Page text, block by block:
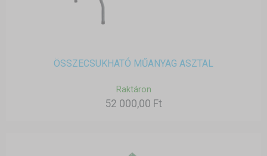
ÖSSZECSUKHATÓ MŰANYAG ASZTAL
Raktáron
52 000,00 Ft